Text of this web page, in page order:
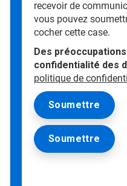
recevoir de
vous pouvez
cocher cette case.
Des
confidentialité des
politique de